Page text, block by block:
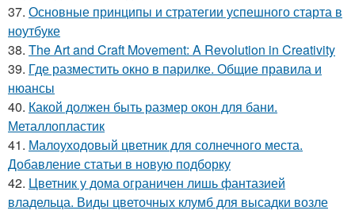
37. Основные принципы и стратегии успешного старта в
ноутбуке
38. The Art and Craft Movement: A Revolution in Creativity
39. Где разместить окно в парилке. Общие правила и
нюансы
40. Какой должен быть размер окон для бани.
Металлопластик
41. Малоуходовый цветник для солнечного места.
Добавление статьи в новую подборку
42. Цветник у дома ограничен лишь фантазией
владельца. Виды цветочных клумб для высадки возле